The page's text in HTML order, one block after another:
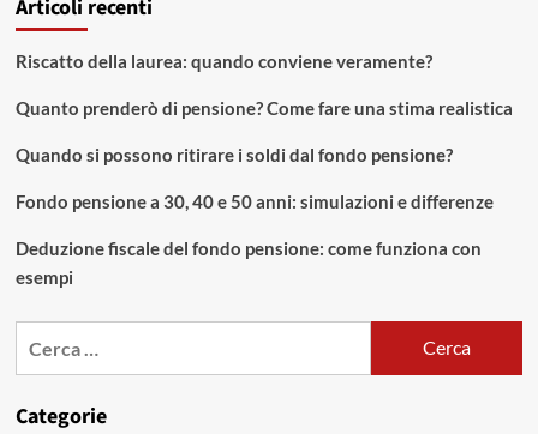
della
Articoli recenti
Riscatto della laurea: quando conviene veramente?
Quanto prenderò di pensione? Come fare una stima realistica
Quando si possono ritirare i soldi dal fondo pensione?
Fondo pensione a 30, 40 e 50 anni: simulazioni e differenze
Deduzione fiscale del fondo pensione: come funziona con
esempi
Categorie